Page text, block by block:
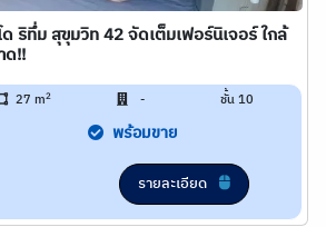
ริทึ่ม สุขุมวิท 42 จัดเต็มเฟอร์นิเจอร์ ใกล้
ด!!
27 m2 - ชั้น 10
พร้อมขาย
รายละเอียด